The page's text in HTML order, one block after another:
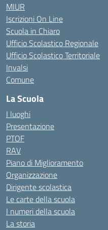
MIUR
Iscrizioni On Line
Scuola in Chiaro
Ufficio Scolastico Regionale
Ufficio Scolastico Territoriale
Invalsi
Comune
La Scuola
I luoghi
Presentazione
PTOF
RAV
Piano di Miglioramento
Organizzazione
Dirigente scolastica
Le carte della scuola
I numeri della scuola
La storia